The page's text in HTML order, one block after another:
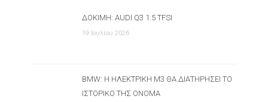
ΔΟΚΙΜΉ: AUDI Q3 1.5 TFSI
19 Ιουλίου 2026
BMW: Η ΗΛΕΚΤΡΙΚΉ M3 ΘΑ ΔΙΑΤΗΡΉΣΕΙ ΤΟ
ΙΣΤΟΡΙΚΌ ΤΗΣ ΌΝΟΜΑ